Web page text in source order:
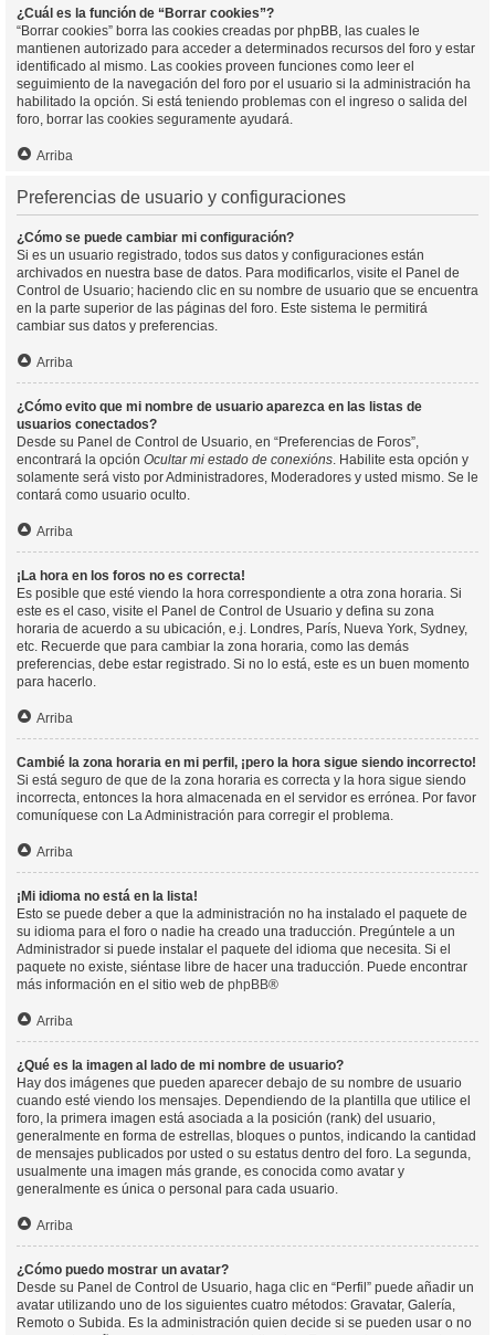
¿Cuál es la función de “Borrar cookies”?
“Borrar cookies” borra las cookies creadas por phpBB, las cuales le
mantienen autorizado para acceder a determinados recursos del foro y estar
identificado al mismo. Las cookies proveen funciones como leer el
seguimiento de la navegación del foro por el usuario si la administración ha
habilitado la opción. Si está teniendo problemas con el ingreso o salida del
foro, borrar las cookies seguramente ayudará.
Arriba
Preferencias de usuario y configuraciones
¿Cómo se puede cambiar mi configuración?
Si es un usuario registrado, todos sus datos y configuraciones están
archivados en nuestra base de datos. Para modificarlos, visite el Panel de
Control de Usuario; haciendo clic en su nombre de usuario que se encuentra
en la parte superior de las páginas del foro. Este sistema le permitirá
cambiar sus datos y preferencias.
Arriba
¿Cómo evito que mi nombre de usuario aparezca en las listas de
usuarios conectados?
Desde su Panel de Control de Usuario, en “Preferencias de Foros”,
encontrará la opción Ocultar mi estado de conexións. Habilite esta opción y
solamente será visto por Administradores, Moderadores y usted mismo. Se le
contará como usuario oculto.
Arriba
¡La hora en los foros no es correcta!
Es posible que esté viendo la hora correspondiente a otra zona horaria. Si
este es el caso, visite el Panel de Control de Usuario y defina su zona
horaria de acuerdo a su ubicación, e.j. Londres, París, Nueva York, Sydney,
etc. Recuerde que para cambiar la zona horaria, como las demás
preferencias, debe estar registrado. Si no lo está, este es un buen momento
para hacerlo.
Arriba
Cambié la zona horaria en mi perfil, ¡pero la hora sigue siendo incorrecto!
Si está seguro de que de la zona horaria es correcta y la hora sigue siendo
incorrecta, entonces la hora almacenada en el servidor es errónea. Por favor
comuníquese con La Administración para corregir el problema.
Arriba
¡Mi idioma no está en la lista!
Esto se puede deber a que la administración no ha instalado el paquete de
su idioma para el foro o nadie ha creado una traducción. Pregúntele a un
Administrador si puede instalar el paquete del idioma que necesita. Si el
paquete no existe, siéntase libre de hacer una traducción. Puede encontrar
más información en el sitio web de phpBB®
Arriba
¿Qué es la imagen al lado de mi nombre de usuario?
Hay dos imágenes que pueden aparecer debajo de su nombre de usuario
cuando esté viendo los mensajes. Dependiendo de la plantilla que utilice el
foro, la primera imagen está asociada a la posición (rank) del usuario,
generalmente en forma de estrellas, bloques o puntos, indicando la cantidad
de mensajes publicados por usted o su estatus dentro del foro. La segunda,
usualmente una imagen más grande, es conocida como avatar y
generalmente es única o personal para cada usuario.
Arriba
¿Cómo puedo mostrar un avatar?
Desde su Panel de Control de Usuario, haga clic en “Perfil” puede añadir un
avatar utilizando uno de los siguientes cuatro métodos: Gravatar, Galería,
Remoto o Subida. Es la administración quien decide si se pueden usar o no